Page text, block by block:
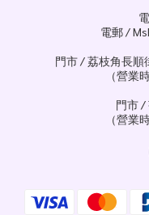
電郵 /
門市 / 荔枝角長順
（營業
門市 /
（營業